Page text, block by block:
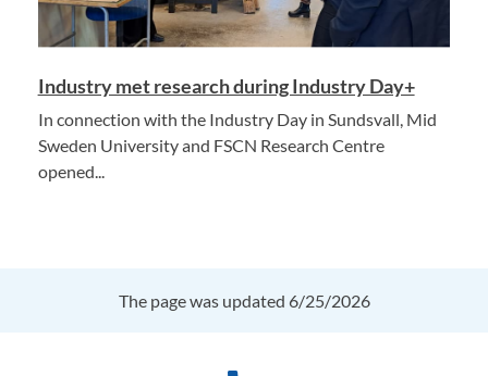
Industry met research during Industry Day+
In connection with the Industry Day in Sundsvall, Mid
Sweden University and FSCN Research Centre
opened...
The page was updated 6/25/2026